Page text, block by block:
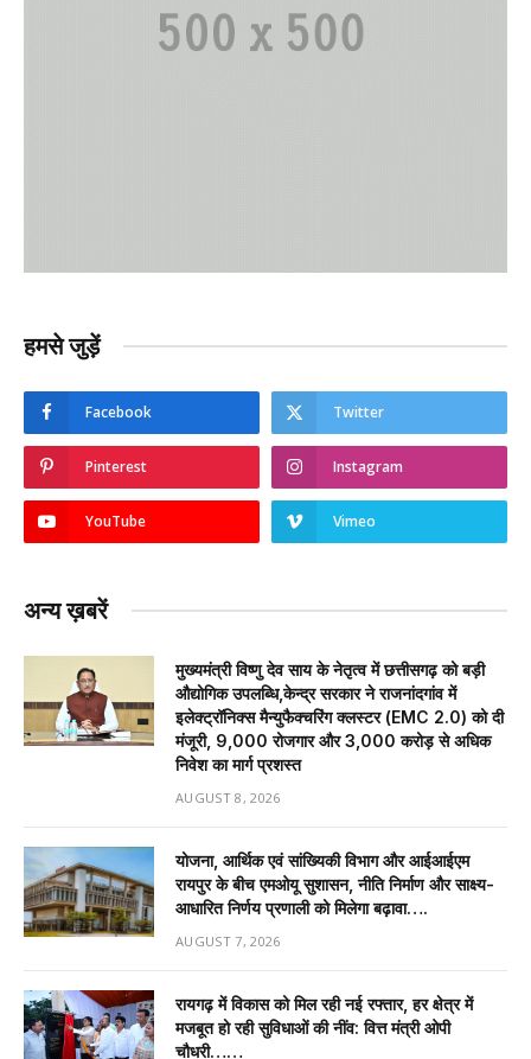
हमसे जुड़ें
Facebook Twitter
Pinterest Instagram
YouTube Vimeo
अन्य ख़बरें
मुख्यमंत्री विष्णु देव साय के नेतृत्व में छत्तीसगढ़ को बड़ी
औद्योगिक उपलब्धि,केन्द्र सरकार ने राजनांदगांव में
इलेक्ट्रॉनिक्स मैन्युफैक्चरिंग क्लस्टर (EMC 2.0) को दी
मंजूरी, 9,000 रोजगार और ₹3,000 करोड़ से अधिक
निवेश का मार्ग प्रशस्त
AUGUST 8, 2026
योजना, आर्थिक एवं सांख्यिकी विभाग और आईआईएम
रायपुर के बीच एमओयू सुशासन, नीति निर्माण और साक्ष्य-
आधारित निर्णय प्रणाली को मिलेगा बढ़ावा….
AUGUST 7, 2026
रायगढ़ में विकास को मिल रही नई रफ्तार, हर क्षेत्र में
मजबूत हो रही सुविधाओं की नींव: वित्त मंत्री ओपी
चौधरी……